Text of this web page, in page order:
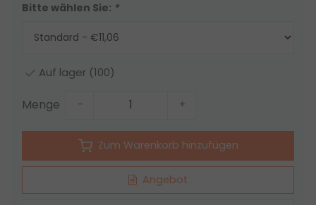
Bitte wählen Sie: *
Auf lager (100)
Menge - +
Zum Warenkorb hinzufügen
Angebot